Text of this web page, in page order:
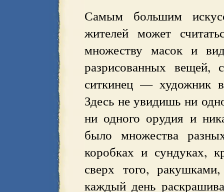
Самым большим
жителей может
множеству масок и
разрисованных вещей,
ситкинец — художник
Здесь не увидишь ни
ни одного орудия и
было множества
коробках и сундуках,
сверх того,
каждый день